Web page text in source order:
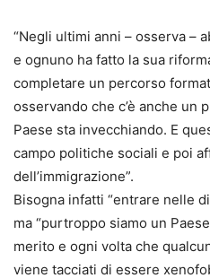
“Negli ultimi anni – osserva –
e ognuno ha fatto la sua
completare un percorso
osservando che c’è anche un
Paese sta invecchiando. E
campo politiche sociali e poi
dell’immigrazione”.
Bisogna infatti “entrare nelle
ma “purtroppo siamo un
merito e ogni volta che
viene tacciati di essere